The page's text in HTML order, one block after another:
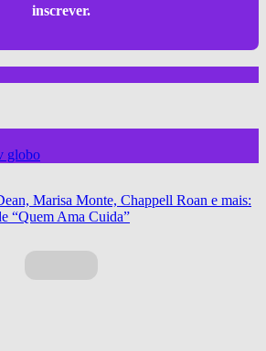
inscrever.
globo
Marisa Monte, Chappell Roan e mais:
“Quem Ama Cuida”